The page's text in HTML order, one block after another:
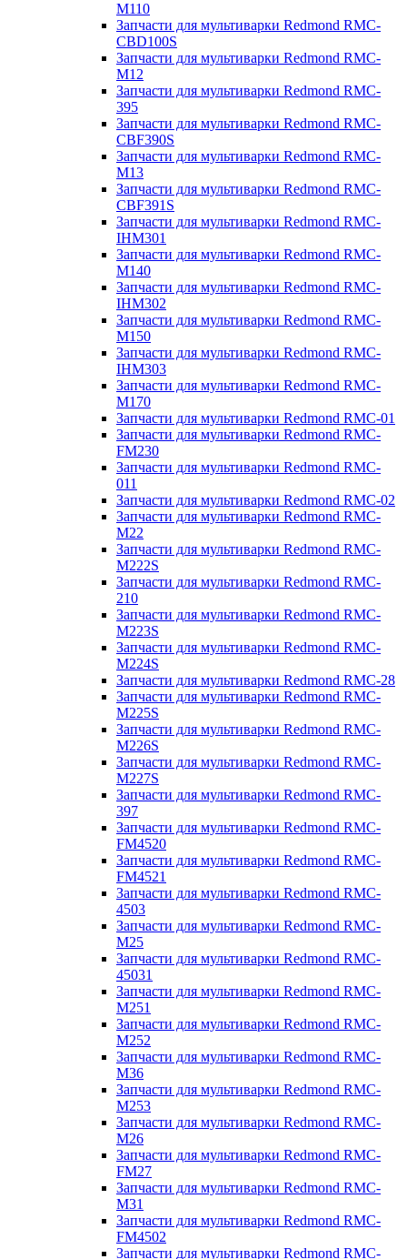
M110
Запчасти для мультиварки Redmond RMC-
CBD100S
Запчасти для мультиварки Redmond RMC-
M12
Запчасти для мультиварки Redmond RMC-
395
Запчасти для мультиварки Redmond RMC-
CBF390S
Запчасти для мультиварки Redmond RMC-
M13
Запчасти для мультиварки Redmond RMC-
CBF391S
Запчасти для мультиварки Redmond RMC-
IHM301
Запчасти для мультиварки Redmond RMC-
M140
Запчасти для мультиварки Redmond RMC-
IHM302
Запчасти для мультиварки Redmond RMC-
M150
Запчасти для мультиварки Redmond RMC-
IHM303
Запчасти для мультиварки Redmond RMC-
M170
Запчасти для мультиварки Redmond RMC-01
Запчасти для мультиварки Redmond RMC-
FM230
Запчасти для мультиварки Redmond RMC-
011
Запчасти для мультиварки Redmond RMC-02
Запчасти для мультиварки Redmond RMC-
M22
Запчасти для мультиварки Redmond RMC-
M222S
Запчасти для мультиварки Redmond RMC-
210
Запчасти для мультиварки Redmond RMC-
M223S
Запчасти для мультиварки Redmond RMC-
M224S
Запчасти для мультиварки Redmond RMC-28
Запчасти для мультиварки Redmond RMC-
M225S
Запчасти для мультиварки Redmond RMC-
M226S
Запчасти для мультиварки Redmond RMC-
M227S
Запчасти для мультиварки Redmond RMC-
397
Запчасти для мультиварки Redmond RMC-
FM4520
Запчасти для мультиварки Redmond RMC-
FM4521
Запчасти для мультиварки Redmond RMC-
4503
Запчасти для мультиварки Redmond RMC-
M25
Запчасти для мультиварки Redmond RMC-
45031
Запчасти для мультиварки Redmond RMC-
M251
Запчасти для мультиварки Redmond RMC-
M252
Запчасти для мультиварки Redmond RMC-
M36
Запчасти для мультиварки Redmond RMC-
M253
Запчасти для мультиварки Redmond RMC-
M26
Запчасти для мультиварки Redmond RMC-
FM27
Запчасти для мультиварки Redmond RMC-
M31
Запчасти для мультиварки Redmond RMC-
FM4502
Запчасти для мультиварки Redmond RMC-